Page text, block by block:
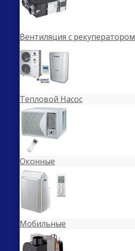
Вентиляция с рекуператором
Тепловой Насос
Оконные
Мобильные